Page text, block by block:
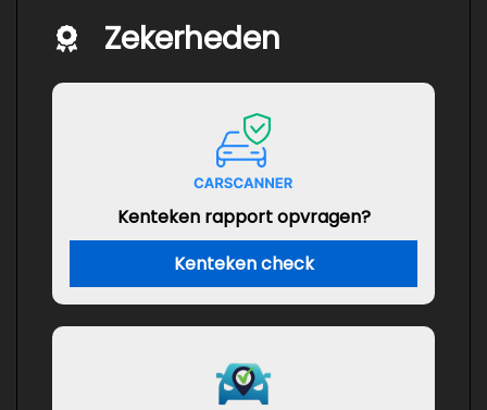
Zekerheden
Kenteken rapport opvragen?
Kenteken check